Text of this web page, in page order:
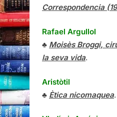
Correspondencia
Rafael Argullol
♣ Moisès Broggi,
la seva vida.
Aristòtil
♣ Ètica nicomaquea.